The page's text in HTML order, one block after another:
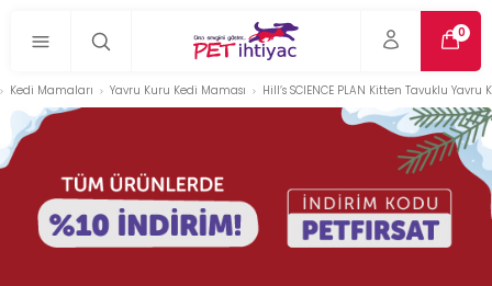
0
Kedi Mamaları Yavru Kuru Kedi Maması Hill’s SCIENCE PLAN Kitten Tavuklu Yavru